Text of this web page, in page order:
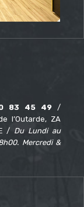
83 45 49 /
l’Outarde, ZA
/ Du Lundi au
Mercredi &